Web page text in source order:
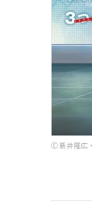
Ⓒ 新井隆広